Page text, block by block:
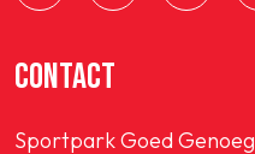
CONTACT
Sportpark Goed Genoeg